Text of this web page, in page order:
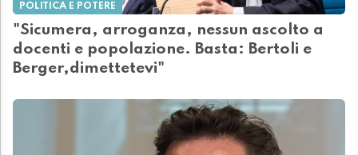
POLITICA E POTERE
"Sicumera, arroganza, nessun ascolto a
docenti e popolazione. Basta: Bertoli e
Berger,dimettetevi"